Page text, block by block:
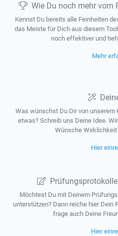
Wie Du noch mehr vom
Kennst Du bereits alle Feinheiten
das Meiste für Dich aus diesem
noch effektiver und
Mehr
Was wünschst Du Dir von unserem
etwas? Schreib uns Deine Idee.
Wünsche
Hier
Möchtest Du mit Deinem
unterstützen? Dann reiche hier Dein
frage auch Deine
Hier